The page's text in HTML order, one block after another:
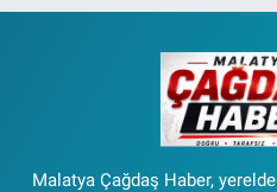
Malatya Çağdaş Haber,